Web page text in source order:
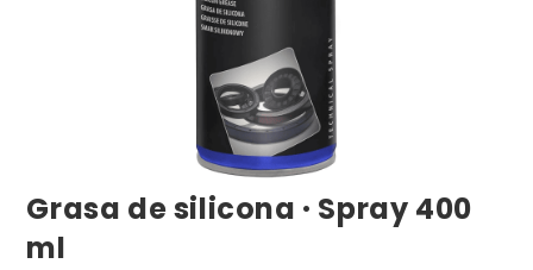
Grasa de silicona · Spray 400
ml